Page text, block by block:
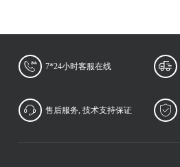
7*24小时客服在线
售后服务, 技术支持保证